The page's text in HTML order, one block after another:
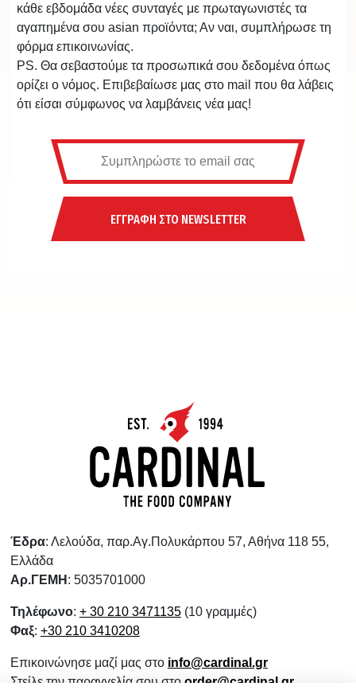
κάθε εβδομάδα νέες συνταγές με πρωταγωνιστές τα
αγαπημένα σου asian προϊόντα; Αν ναι, συμπλήρωσε τη
φόρμα επικοινωνίας.
PS. Θα σεβαστούμε τα προσωπικά σου δεδομένα όπως
ορίζει ο νόμος. Επιβεβαίωσε μας στο mail που θα λάβεις
ότι είσαι σύμφωνος να λαμβάνεις νέα μας!
ΕΓΓΡΑΦΗ ΣΤΟ NEWSLETTER
Έδρα: Λελούδα, παρ.Αγ.Πολυκάρπου 57, Αθήνα 118 55,
Ελλάδα
Αρ.ΓΕΜΗ : 5035701000
Τηλέφωνο: + 30 210 3471135(10 γραμμές)
Φαξ: +30 210 3410208
Επικοινώνησε μαζί μας στο info@cardinal.gr
Στείλε την παραγγελία σου στο order@cardinal.gr